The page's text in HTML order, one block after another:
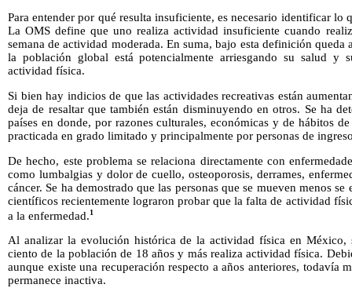
Para entender por qué resulta insuficiente, es necesario identificar lo
La OMS define que uno realiza actividad insuficiente cuando
semana de actividad moderada. En suma, bajo esta definición queda
la población global está potencialmente arriesgando su salud y
actividad física.
Si bien hay indicios de que las actividades recreativas están
deja de resaltar que también están disminuyendo en otros. Se ha
países en donde, por razones culturales, económicas y de hábitos
practicada en grado limitado y principalmente por personas de
De hecho, este problema se relaciona directamente con
como lumbalgias y dolor de cuello, osteoporosis, derrames,
cáncer. Se ha demostrado que las personas que se mueven menos
científicos recientemente lograron probar que la falta de actividad
a la enfermedad.1
Al analizar la evolución histórica de la actividad física en México,
ciento de la población de 18 años y más realiza actividad física.
aunque existe una recuperación respecto a años anteriores, todavía
permanece inactiva.